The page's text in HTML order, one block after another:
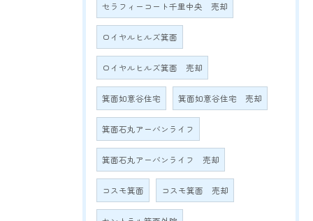
セラフィーコート千里中央 売却
ロイヤルヒルズ箕面
ロイヤルヒルズ箕面 売却
箕面如意谷住宅 箕面如意谷住宅 売却
箕面石丸アーバンライフ
箕面石丸アーバンライフ 売却
コスモ箕面 コスモ箕面 売却